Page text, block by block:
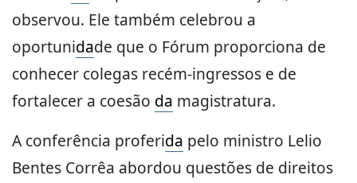
observou. Ele também celebrou a
oportunidade que o Fórum proporciona de
conhecer colegas recém-ingressos e de
fortalecer a coesão da magistratura.
A conferência proferida pelo ministro Lelio
Bentes Corrêa abordou questões de direitos